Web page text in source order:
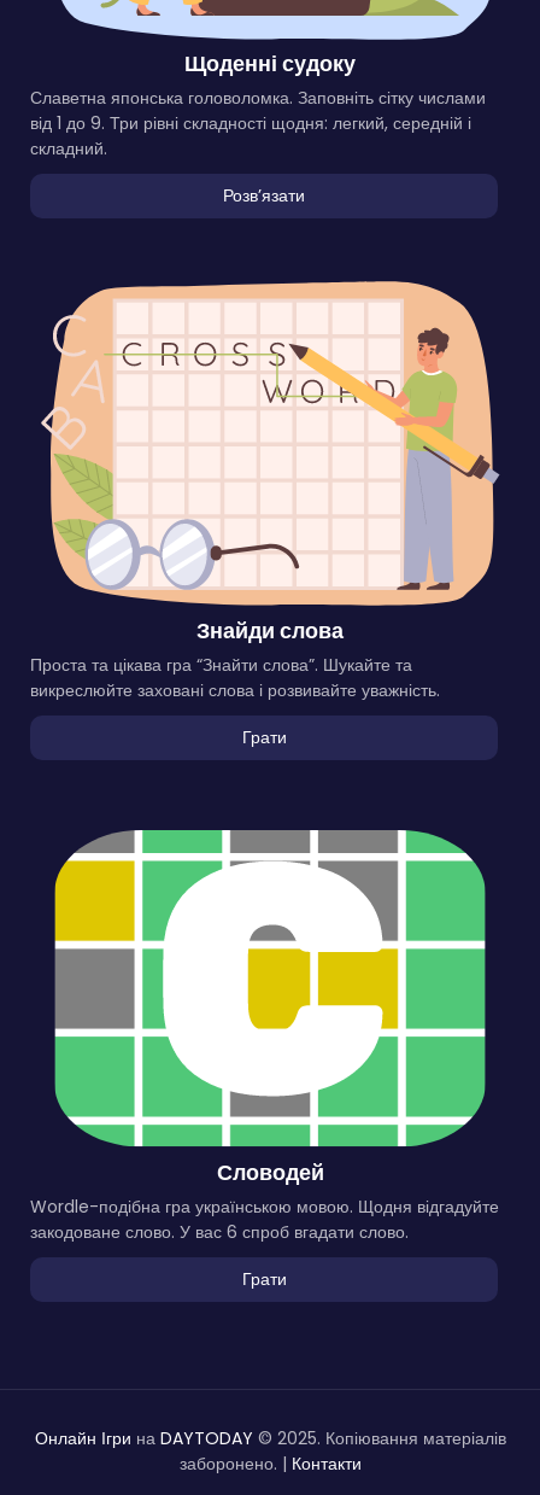
Щоденні судоку
Славетна японська головоломка. Заповніть сітку числами
від 1 до 9. Три рівні складності щодня: легкий, середній і
складний.
Розвʼязати
Знайди слова
Проста та цікава гра “Знайти слова”. Шукайте та
викреслюйте заховані слова і розвивайте уважність.
Грати
Словодей
Wordle-подібна гра українською мовою. Щодня відгадуйте
закодоване слово. У вас 6 спроб вгадати слово.
Грати
Онлайн Ігри на DAYTODAY © 2025. Копіювання матеріалів
заборонено. | Контакти